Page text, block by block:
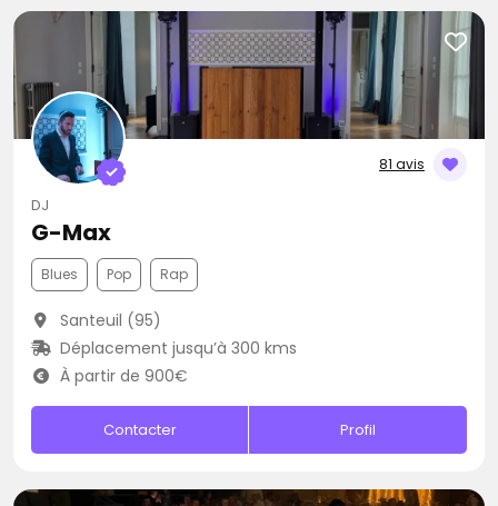
81 avis
DJ
G-Max
Blues Pop Rap
Santeuil (95)
Déplacement jusqu’à 300 kms
À partir de 900€
Contacter Profil